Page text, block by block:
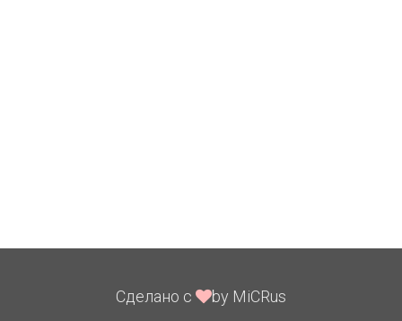
Сделано с by MiCRus